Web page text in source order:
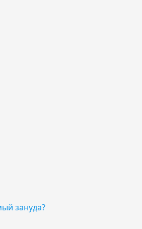
зануда?